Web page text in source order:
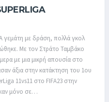
γεμάτη με δράση, πολλά γκολ
Με τον Στράτο Ταμβάκο
με μια μικρή απουσία στο
άξια στην κατάκτηση του 1ου
11vs11 στο FIFA23 στην
μόνο σε…